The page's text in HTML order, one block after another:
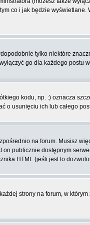
co i jak będzie
tylko niektóre
go dla każdego
kodu, np. :) oznacza
o usunięciu ich lub całego
na forum. Musisz
publicznie dostępnym
HTML (jeśli jest to
strony na forum, w